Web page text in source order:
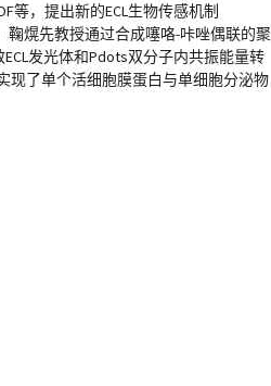
等，提出新的ECL生物传感机制
，鞠熀先教授通过合成噻咯-咔唑偶联的聚
发光体和Pdots双分子内共振能量转
现了单个活细胞膜蛋白与单细胞分泌物